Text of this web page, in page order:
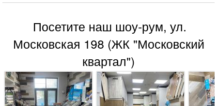
Посетите наш шоу-рум, ул.
Московская 198 (ЖК "Московский
квартал")